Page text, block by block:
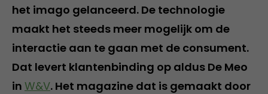
het imago gelanceerd. De technologie
maakt het steeds meer mogelijk om de
interactie aan te gaan met de consument.
Dat levert klantenbinding op aldus De Meo
in W&V. Het magazine dat is gemaakt door